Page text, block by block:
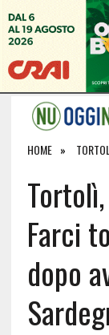
HOME
Farci
dopo